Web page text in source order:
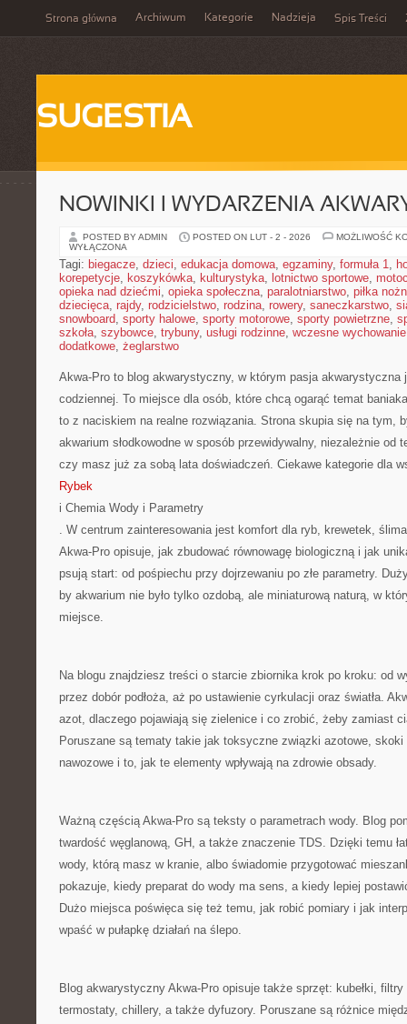
Strona główna Archiwum Kategorie Nadzieja Spis Treści
SUGESTIA
NOWINKI I WYDARZENIA
POSTED BY ADMIN POSTED ON LUT - 2 - 2026
MOŻLIWOŚĆ
WYŁĄCZONA
Tagi: biegacze, dzieci, edukacja domowa, egzaminy, formuła 1,
korepetycje, koszykówka, kulturystyka, lotnictwo sportowe,
opieka nad dziećmi, opieka społeczna, paralotniarstwo, piłka
dziecięca, rajdy, rodzicielstwo, rodzina, rowery, saneczkarstwo,
snowboard, sporty halowe, sporty motorowe, sporty powietrzne,
szkoła, szybowce, trybuny, usługi rodzinne, wczesne wychowanie
dodatkowe, żeglarstwo
Akwa-Pro to blog akwarystyczny, w którym pasja akwarystyczna
codziennej. To miejsce dla osób, które chcą ogarąć temat
to z naciskiem na realne rozwiązania. Strona skupia się na tym,
akwarium słodkowodne w sposób przewidywalny, niezależnie od
czy masz już za sobą lata doświadczeń. Ciekawe kategorie dla
Rybek
i Chemia Wody i Parametry
. W centrum zainteresowania jest komfort dla ryb, krewetek,
Akwa-Pro opisuje, jak zbudować równowagę biologiczną i jak
psują start: od pośpiechu przy dojrzewaniu po złe parametry.
by akwarium nie było tylko ozdobą, ale miniaturową naturą, w
miejsce.
Na blogu znajdziesz treści o starcie zbiornika krok po kroku: od
przez dobór podłoża, aż po ustawienie cyrkulacji oraz światła.
azot, dlaczego pojawiają się zielenice i co zrobić, żeby zamiast
Poruszane są tematy takie jak toksyczne związki azotowe, skoki
nawozowe i to, jak te elementy wpływają na zdrowie obsady.
Ważną częścią Akwa-Pro są teksty o parametrach wody. Blog
twardość węglanową, GH, a także znaczenie TDS. Dzięki temu
wody, którą masz w kranie, albo świadomie przygotować
pokazuje, kiedy preparat do wody ma sens, a kiedy lepiej
Dużo miejsca poświęca się też temu, jak robić pomiary i jak
wpaść w pułapkę działań na ślepo.
Blog akwarystyczny Akwa-Pro opisuje także sprzęt: kubełki,
termostaty, chillery, a także dyfuzory. Poruszane są różnice